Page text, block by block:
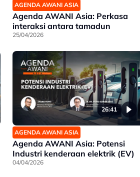
AGENDA AWANI ASIA
Agenda AWANI Asia: Perkasa
interaksi antara tamadun
25/04/2026
26:41
AGENDA AWANI ASIA
Agenda AWANI Asia: Potensi
Industri kenderaan elektrik (EV)
04/04/2026